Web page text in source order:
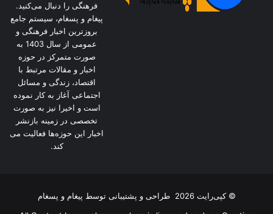
فرهنگی را دنبال می‌کنید.
پیغام و پسغام، سیستم جامع
بروزترین اخبار فرهنگی و
عمومی از سال 1403 به
صورت متمرکز در حوزه
اخبار و مقالات مرتبط با
اقتصاد، زندگی و مسائل
اجتماعی آغاز به کار نموده
است و اخیرا نیز به صورت
تخصصی در زمینه بازنشر
اخبار این حوزه‌ها فعالیت می
کند.
© کپی‌رایت 2026 طراحی و پشتیبانی توسط پیغام و پسغام